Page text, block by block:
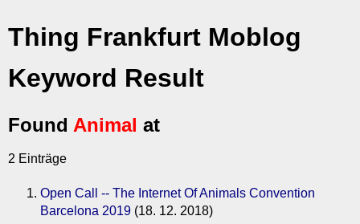
Thing Frankfurt Moblog
Keyword Result
Found Animal at
2 Einträge
Open Call -- The Internet Of Animals Convention
Barcelona 2019 (18. 12. 2018)